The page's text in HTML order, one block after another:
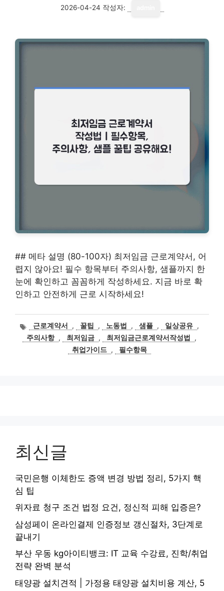
2026-04-24 작성자:
## 메타 설명 (80-100자) 최저임금 근로계약서, 어
렵지 않아요! 필수 항목부터 주의사항, 샘플까지 한
눈에 확인하고 꼼꼼하게 작성하세요. 지금 바로 확
인하고 안전하게 근로 시작하세요!
태
그
근로계약서 , 꿀팁 , 노동법 , 샘플 , 일상공유 ,
주의사항 , 최저임금 , 최저임금근로계약서작성법
,
취업가이드 , 필수항목
최신글
국민은행 이체한도 증액 변경 방법 정리, 5가지 핵
심 팁
위자료 청구 조건 법정 요건, 정신적 피해 입증은?
삼성페이 온라인결제 인증정보 갱신절차, 3단계로
끝내기
부산 우동 kg아이티뱅크: IT 교육 수강료, 진학/취업
전략 완벽 분석
태양광 설치견적 | 가정용 태양광 설치비용 계산, 5